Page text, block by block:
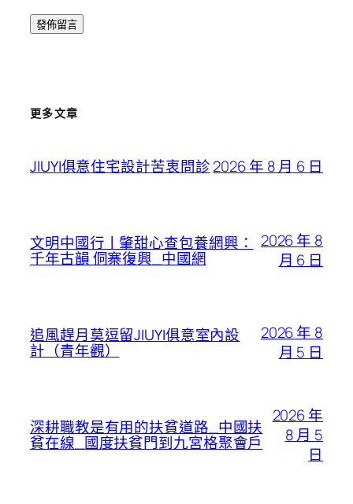
更多文章
JIUYI俱意住宅設計苦衷問診2026 年 8 月 6 日
文明中國行丨肇甜心查包養網興：
千年古韻 侗寨復興_中國網
2026 年 8
月 6 日
追風趕月莫逗留JIUYI俱意室內設
計（青年觀）
2026 年 8
月 5 日
深耕職教是有用的扶貧道路_中國扶
貧在線_國度扶貧門到九宮格聚會戶
2026 年
8 月 5
日